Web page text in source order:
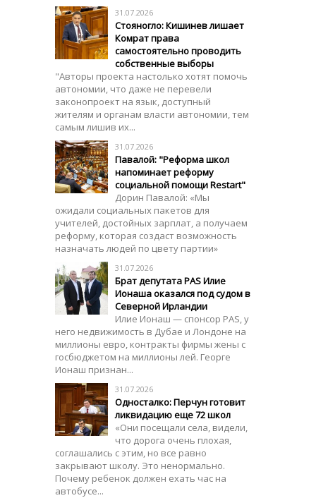
31.07.2026
Стояногло: Кишинев лишает
Комрат права
самостоятельно проводить
собственные выборы
"Авторы проекта настолько хотят помочь
автономии, что даже не перевели
законопроект на язык, доступный
жителям и органам власти автономии, тем
самым лишив их...
31.07.2026
Павалой: "Реформа школ
напоминает реформу
социальной помощи Restart"
Дорин Павалой: «Мы
ожидали социальных пакетов для
учителей, достойных зарплат, а получаем
реформу, которая создаст возможность
назначать людей по цвету партии»
31.07.2026
Брат депутата PAS Илие
Ионаша оказался под судом в
Северной Ирландии
Илие Ионаш — спонсор PAS, у
него недвижимость в Дубае и Лондоне на
миллионы евро, контракты фирмы жены с
госбюджетом на миллионы лей. Георге
Ионаш признан...
31.07.2026
Односталко: Перчун готовит
ликвидацию еще 72 школ
«Они посещали села, видели,
что дорога очень плохая,
соглашались с этим, но все равно
закрывают школу. Это ненормально.
Почему ребенок должен ехать час на
автобусе...